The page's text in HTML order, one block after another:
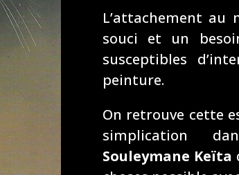
L’attachement au
souci et un
susceptibles
peinture.
On retrouve cette
simplication
Souleymane Keïta